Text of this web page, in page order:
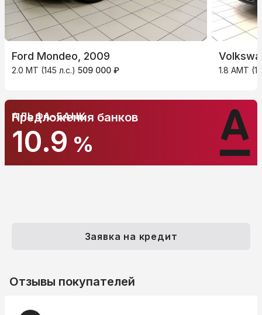
Ford Mondeo, 2009
2.0 MT (145 л.с.) 509 000 ₽ 1.8 AMT
АЛЬФА-БАНК
10.9 %
Предложения банков
Заявка на кредит
Отзывы покупателей